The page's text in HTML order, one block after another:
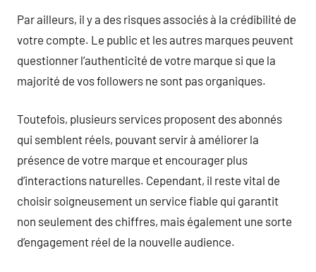
Par ailleurs, il y a des risques associés à la crédibilité de
votre compte. Le public et les autres marques peuvent
questionner l’authenticité de votre marque si que la
majorité de vos followers ne sont pas organiques.
Toutefois, plusieurs services proposent des abonnés
qui semblent réels, pouvant servir à améliorer la
présence de votre marque et encourager plus
d’interactions naturelles. Cependant, il reste vital de
choisir soigneusement un service fiable qui garantit
non seulement des chiffres, mais également une sorte
d’engagement réel de la nouvelle audience.